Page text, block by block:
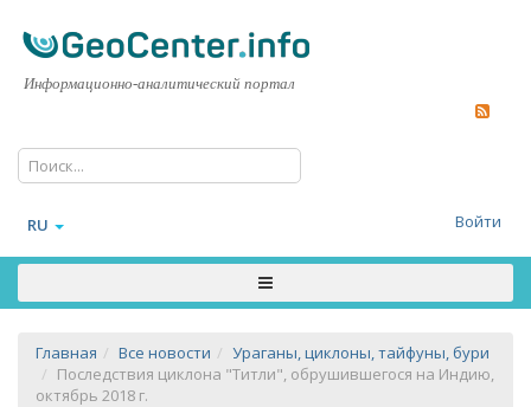
Информационно-аналитический портал
RU Войти
Главная Все новости
Ураганы, циклоны, тайфуны, бури
Последствия циклона "Титли", обрушившегося на Индию,
октябрь 2018 г.